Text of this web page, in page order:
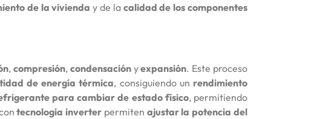
de la vivienda y de la calidad de los componentes
,compresión, condensaciónyexpansión. Este proceso
de energía térmica, consiguiendo un rendimiento
para cambiar de estado físico, permitiendo
tecnología inverter permiten ajustar la potencia del